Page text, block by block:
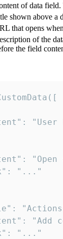
of data
shown above a
that opens
of the
the field
"User
"Open
"..."
"Add
"..."